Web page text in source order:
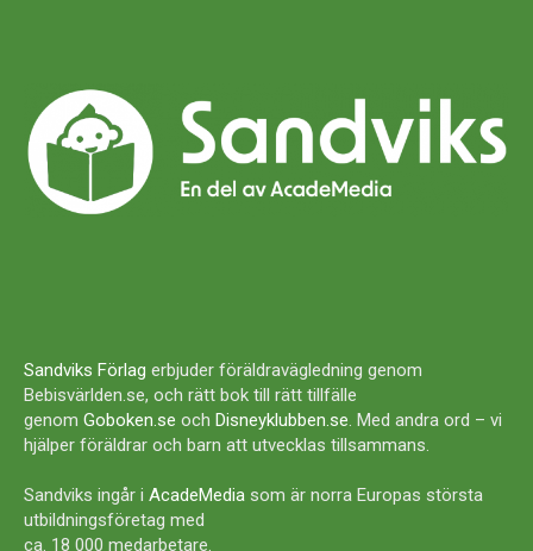
Sandviks Förlag erbjuder föräldravägledning genom
Bebisvärlden.se, och rätt bok till rätt tillfälle
genom Goboken.se och Disneyklubben.se. Med andra ord – vi
hjälper föräldrar och barn att utvecklas tillsammans.
Sandviks ingår i AcadeMedia som är norra Europas största
utbildningsföretag med
ca. 18 000 medarbetare.